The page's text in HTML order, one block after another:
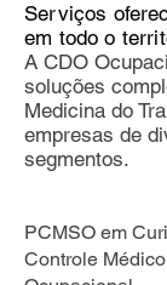
Serviços
em todo o
A CDO
soluções
Medicina do
empresas de
segmentos.
PCMSO em
Controle